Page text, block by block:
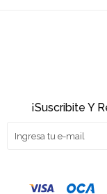
¡Suscribite Y